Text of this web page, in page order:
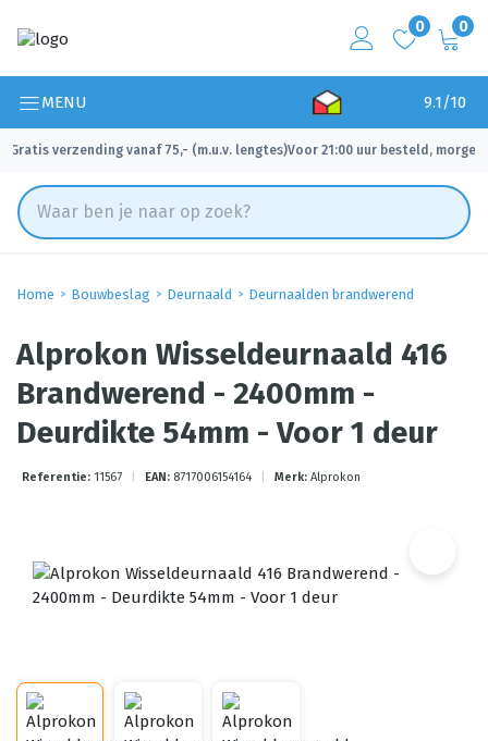
0 0
MENU 9.1/10
Gratis verzending vanaf 75,- (m.u.v. lengtes)
✓ Voor 21:00 uur besteld, morgen
Home Bouwbeslag Deurnaald Deurnaalden brandwerend
Alprokon Wisseldeurnaald 416
Brandwerend - 2400mm -
Deurdikte 54mm - Voor 1 deur
Referentie: 11567 EAN: 8717006154164 Merk: Alprokon